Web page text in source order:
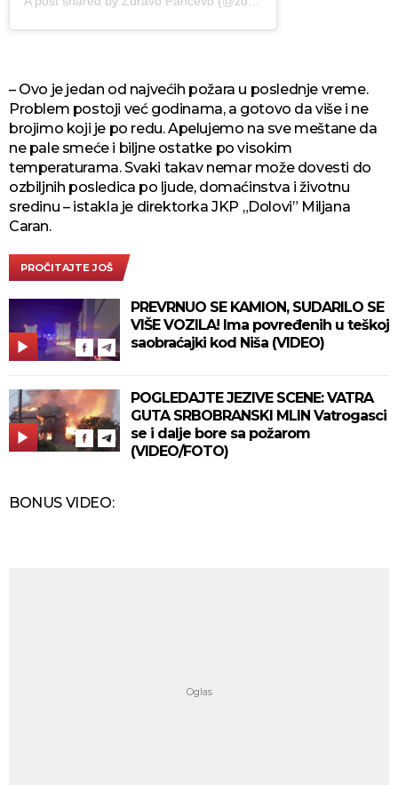
– Ovo je jedan od najvećih požara u poslednje vreme.
Problem postoji već godinama, a gotovo da više i ne
brojimo koji je po redu. Apelujemo na sve meštane da
ne pale smeće i biljne ostatke po visokim
temperaturama. Svaki takav nemar može dovesti do
ozbiljnih posledica po ljude, domaćinstva i životnu
sredinu – istakla je direktorka JKP „Dolovi” Miljana
Caran.
PROČITAJTE JOŠ
PREVRNUO SE KAMION, SUDARILO SE
VIŠE VOZILA! Ima povređenih u teškoj
saobraćajki kod Niša (VIDEO)
POGLEDAJTE JEZIVE SCENE: VATRA
GUTA SRBOBRANSKI MLIN Vatrogasci
se i dalje bore sa požarom
(VIDEO/FOTO)
BONUS VIDEO: